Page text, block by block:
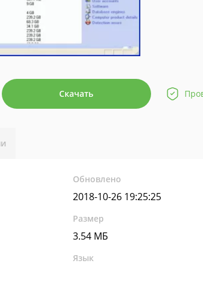
Скачать
Обновлено
2018-10-26 19:25:25
Размер
3.54 МБ
Язык